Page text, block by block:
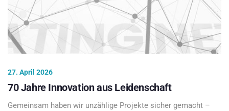
27. April 2026
70 Jahre Innovation aus Leidenschaft
Gemeinsam haben wir unzählige Projekte sicher gemacht –